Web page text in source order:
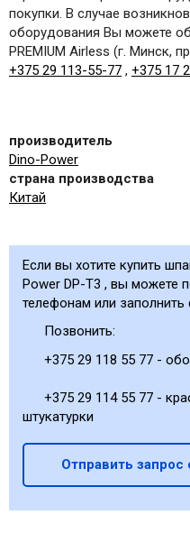
покупки. В случае
оборудования Вы можете
PREMIUM Airless (г. Минск,
+375 29 113-55-77 , +375 17
производитель
Dino-Power
страна производства
Китай
Если вы хотите купить
Power DP-T3 , вы можете
телефонам или
Позвонить:
+375 29 118 55 77 -
+375 29 114 55 77 -
штукатурки
Отправить запрос